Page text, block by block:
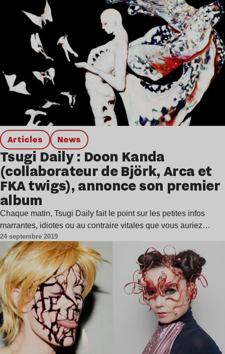
Articles news
Tsugi Daily : Doon Kanda
(collaborateur de Björk, Arca et
FKA twigs), annonce son premier
album
Chaque matin, Tsugi Daily fait le point sur les petites infos
marrantes, idiotes ou au contraire vitales que vous auriez…
24 septembre 2019